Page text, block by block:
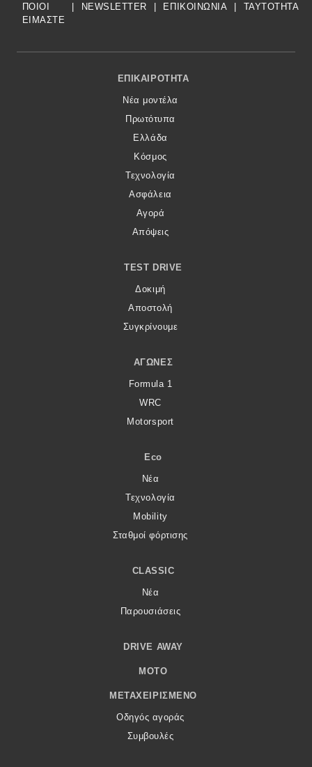
ΠΟΙΟΙ
ΕΙΜΑΣΤΕ
NEWSLETTER ΕΠΙΚΟΙΝΩΝΙΑ TAYTOTHTA
Footer Menu
ΕΠΙΚΑΙΡΌΤΗΤΑ
Νέα μοντέλα
Πρωτότυπα
Ελλάδα
Κόσμος
Τεχνολογία
Ασφάλεια
Αγορά
Απόψεις
TEST DRIVE
Δοκιμή
Αποστολή
Συγκρίνουμε
ΑΓΏΝΕΣ
Formula 1
WRC
Motorsport
Eco
Νέα
Τεχνολογία
Mobility
Σταθμοί φόρτισης
CLASSIC
Νέα
Παρουσιάσεις
DRIVE AWAY
MOTO
ΜΕΤΑΧΕΙΡΙΣΜΈΝΟ
Οδηγός αγοράς
Συμβουλές